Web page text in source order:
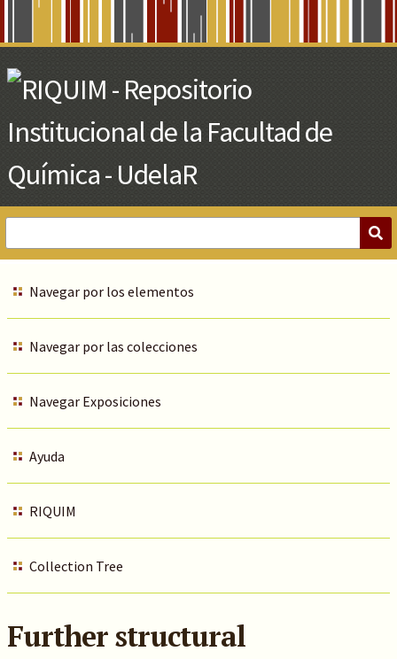
Main
Content
Navegar por los elementos
Navegar por las colecciones
Navegar Exposiciones
Ayuda
RIQUIM
Collection Tree
Further structural